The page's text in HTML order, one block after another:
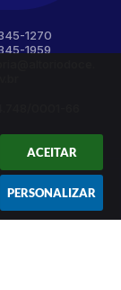
ACEITAR
PERSONALIZAR
1270
1959
0001-66
Dados Abertos